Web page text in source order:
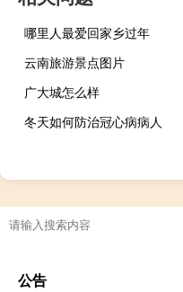
哪里人最爱回家乡过年
云南旅游景点图片
广大城怎么样
冬天如何防治冠心病病人
公告